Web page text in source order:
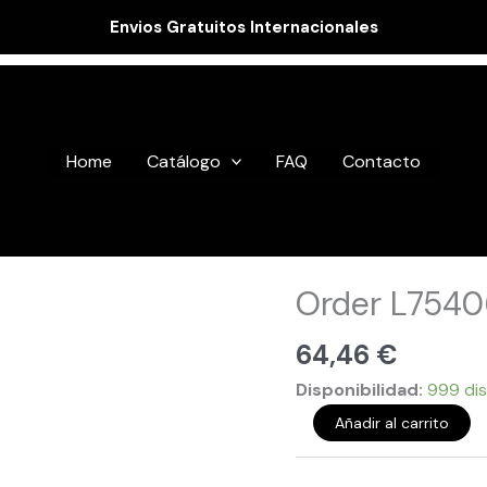
Envios Gratuitos Internacionales
Home Catálogo FAQ Contacto
Order
64,46 €
Disponibilidad: 999
L754066
cantidad
Añadir al carrito